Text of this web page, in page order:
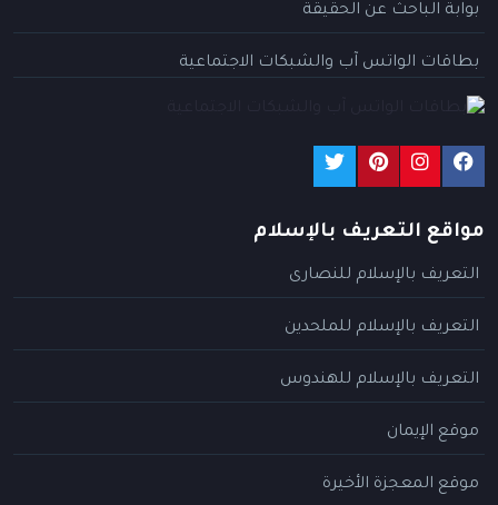
بوابة الباحث عن الحقيقة
بطاقات الواتس آب والشبكات الاجتماعية
مواقع التعريف بالإسلام
التعريف بالإسلام للنصارى
التعريف بالإسلام للملحدين
التعريف بالإسلام للهندوس
موقع الإيمان
موقع المعجزة الأخيرة